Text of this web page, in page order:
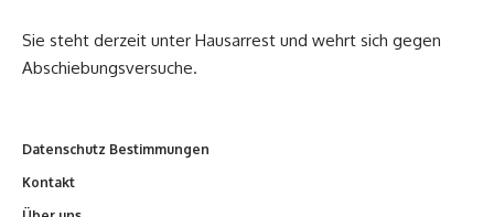
Sie steht derzeit unter Hausarrest und wehrt sich gegen
Abschiebungsversuche.
Datenschutz Bestimmungen
Kontakt